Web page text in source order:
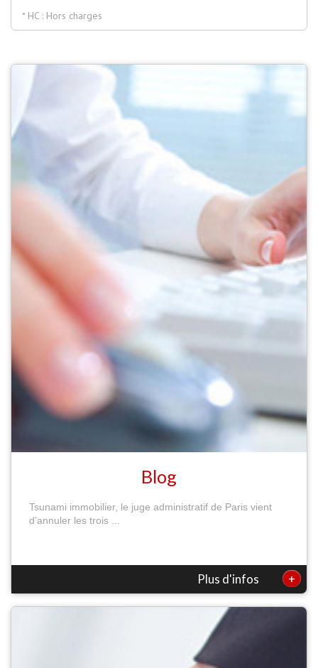
* HC : Hors charges
Blog
Tsunami immobilier, le juge administratif de Paris vient
d’annuler les trois ...
Plus d'infos +